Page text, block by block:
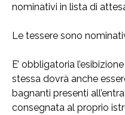
nominativi in lista di
Le tessere sono
E’ obbligatoria
stessa dovrà anche
bagnanti presenti
consegnata al proprio